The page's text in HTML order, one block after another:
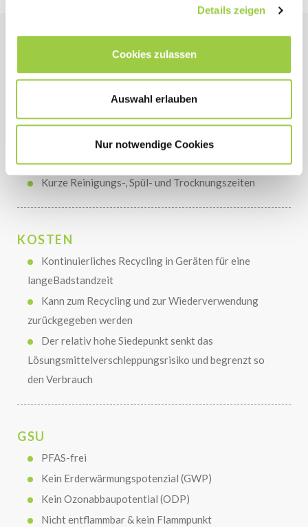
Details zeigen
Cookies zulassen
Auswahl erlauben
Nur notwendige Cookies
PERFORMANCE
Thermisch und chemisch stabil im Gebrauch
Die sehr geringe Oberflächenspannung ermöglicht
die Tiefenreinigung und Spülung von Teilen mit
komplexer Geometrie
Erhöhte Solvenzkraft
Kurze Reinigungs-, Spül- und Trocknungszeiten
KOSTEN
Kontinuierliches Recycling in Geräten für eine
langeBadstandzeit
Kann zum Recycling und zur Wiederverwendung
zurückgegeben werden
Der relativ hohe Siedepunkt senkt das
Lösungsmittelverschleppungsrisiko und begrenzt so
den Verbrauch
GSU
PFAS-frei
Kein Erderwärmungspotenzial (GWP)
Kein Ozonabbaupotential (ODP)
Nicht entflammbar & kein Flammpunkt